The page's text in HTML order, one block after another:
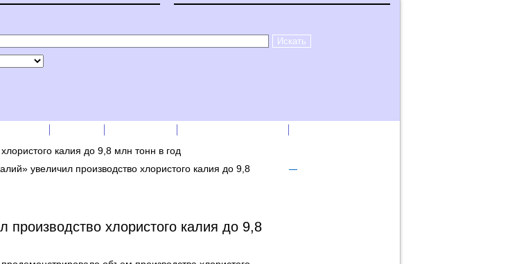
калия до 9,8 млн тонн в год
увеличил производство хлористого калия до 9,8
производство хлористого калия до 9,8